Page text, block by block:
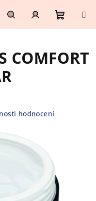
HledatPřihlášení
košík
COMFORT
hodnocení